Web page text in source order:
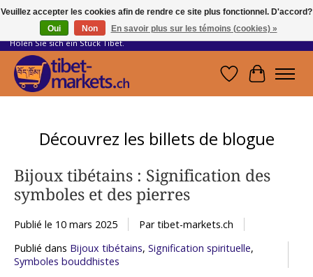
Handwerkskunst vom Dach der Welt.
Holen Sie sich ein Stück Tibet.
Liste dePanier
Découvrez les billets de blogue
Bijoux tibétains : Signification des
symboles et des pierres
Publié le 10 mars 2025
Par tibet-markets.ch
Publié dans Bijoux tibétains, Signification spirituelle,
Symboles bouddhistes
Veuillez accepter les cookies afin de rendre ce site plus fonctionnel. D'accord?
Oui
Non En savoir plus sur les témoins (cookies) »